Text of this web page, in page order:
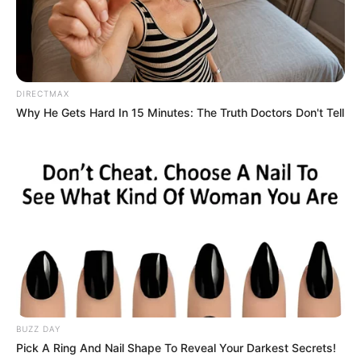
Para atualizar o cadastro de um cidadão, o ACS pode buscar pelo
CNS, CPF ou nome do cidadão e editar o cadastro.
Atendimento Domiciliar
O atendimento domiciliar pode ser registrado no PEC através do
Acesso ao e-SUS PEC
DIRECTMAX
Why He Gets Hard In 15 Minutes: The Truth Doctors Don't Tell
BUZZ DAY
Pick A Ring And Nail Shape To Reveal Your Darkest Secrets!